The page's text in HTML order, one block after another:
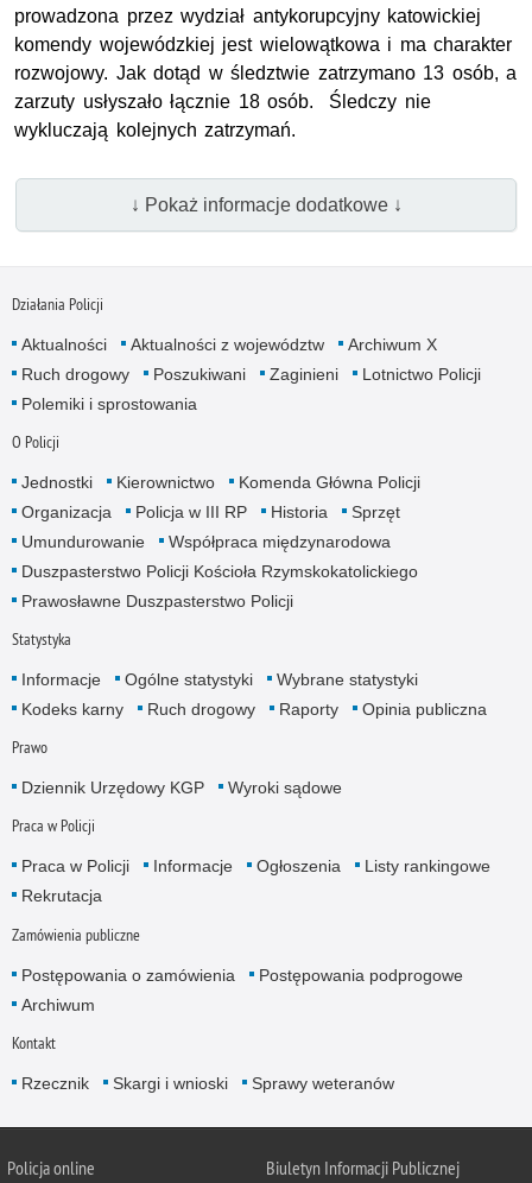
prowadzona przez wydział antykorupcyjny katowickiej
komendy wojewódzkiej jest wielowątkowa i ma charakter
rozwojowy. Jak dotąd w śledztwie zatrzymano 13 osób, a
zarzuty usłyszało łącznie 18 osób. Śledczy nie
wykluczają kolejnych zatrzymań.
↓ Pokaż informacje dodatkowe ↓
Działania Policji
Aktualności Aktualności z województw
Archiwum X
Ruch drogowy
Poszukiwani Zaginieni
Lotnictwo Policji
Polemiki i sprostowania
O Policji
Jednostki Kierownictwo
Komenda Główna Policji
Organizacja
Policja w III RP Historia
Sprzęt
Umundurowanie
Współpraca międzynarodowa
Duszpasterstwo Policji Kościoła Rzymskokatolickiego
Prawosławne Duszpasterstwo Policji
Statystyka
Informacje Ogólne statystyki
Wybrane statystyki
Kodeks karny
Ruch drogowy Raporty Opinia publiczna
Prawo
Dziennik Urzędowy KGP Wyroki sądowe
Praca w Policji
Praca w Policji Informacje Ogłoszenia
Listy rankingowe
Rekrutacja
Zamówienia publiczne
Postępowania o zamówienia
Postępowania podprogowe
Archiwum
Kontakt
Rzecznik Skargi i wnioski Sprawy weteranów
Policjaonline Biuletyn Informacji Publicznej